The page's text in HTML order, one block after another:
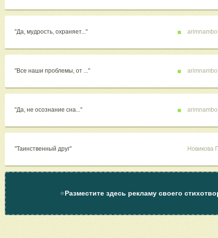
"Да, мудрость, охраняет..." arimnambo
"Все наши проблемы, от ..." arimnambo
"Да, не осознание сна..." arimnambo
"Таинственный друг" Новикова
⭐Разместите здесь рекламу своего